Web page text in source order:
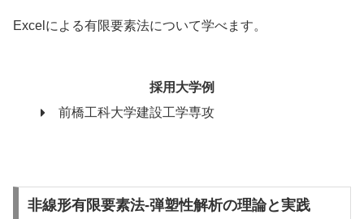
Excelによる有限要素法について学べます。
採用大学例
前橋工科大学建設工学専攻
非線形有限要素法-弾塑性解析の理論と実践